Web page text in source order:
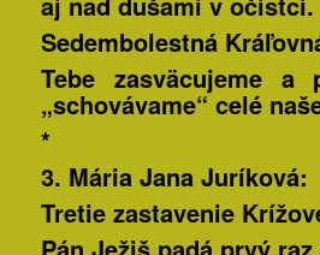
Sedembolestná
Tebe zasväcujeme a
„schovávame“ celé
*
3. Mária JanaJuríková:
Tretie zastavenie